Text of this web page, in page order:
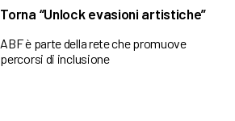
Torna “Unlock evasioni artistiche”
ABF è parte della rete che promuove
percorsi di inclusione